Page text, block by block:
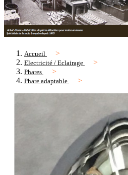
Accueil
Electricité / Eclairage
Phares
Phare adaptable